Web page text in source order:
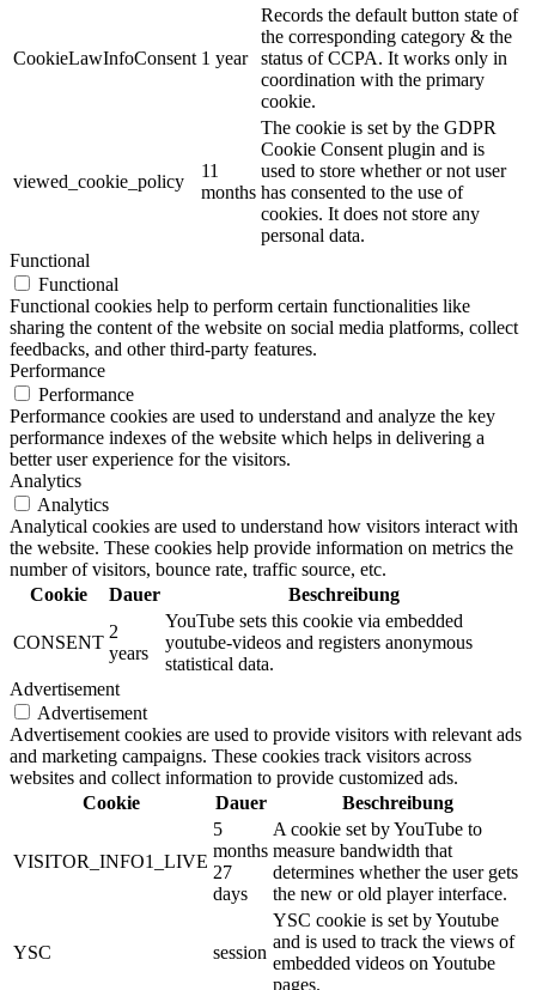
CookieLawInfoConsent 1 year
Records the default button state of
the corresponding category & the
status of CCPA. It works only in
coordination with the primary
cookie.
viewed_cookie_policy
11
months
The cookie is set by the GDPR
Cookie Consent plugin and is
used to store whether or not user
has consented to the use of
cookies. It does not store any
personal data.
Functional
Functional
Functional cookies help to perform certain functionalities like
sharing the content of the website on social media platforms, collect
feedbacks, and other third-party features.
Performance
Performance
Performance cookies are used to understand and analyze the key
performance indexes of the website which helps in delivering a
better user experience for the visitors.
Analytics
Analytics
Analytical cookies are used to understand how visitors interact with
the website. These cookies help provide information on metrics the
number of visitors, bounce rate, traffic source, etc.
Cookie
Dauer Beschreibung
CONSENT
2
years
YouTube sets this cookie via embedded
youtube-videos and registers anonymous
statistical data.
Advertisement
Advertisement
Advertisement cookies are used to provide visitors with relevant ads
and marketing campaigns. These cookies track visitors across
websites and collect information to provide customized ads.
Cookie
Dauer Beschreibung
VISITOR_INFO1_LIVE
5
months
27
days
A cookie set by YouTube to
measure bandwidth that
determines whether the user gets
the new or old player interface.
YSC session
YSC cookie is set by Youtube
and is used to track the views of
embedded videos on Youtube
pages.